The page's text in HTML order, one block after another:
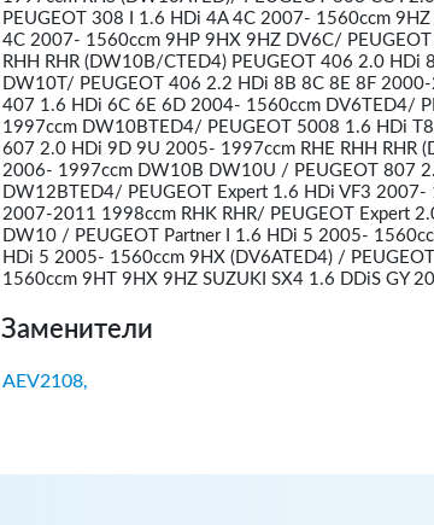
PEUGEOT 308 I 1.6 HDi 4A 4C 2007- 1560ccm
4C 2007- 1560ccm 9HP 9HX 9HZ DV6C/
RHH RHR (DW10B/CTED4) PEUGEOT 406 2.0
DW10T/ PEUGEOT 406 2.2 HDi 8B 8C 8E 8F
407 1.6 HDi 6C 6E 6D 2004- 1560ccm DV6TED4/
1997ccm DW10BTED4/ PEUGEOT 5008 1.6 HDi
607 2.0 HDi 9D 9U 2005- 1997ccm RHE RHH RHR
2006- 1997ccm DW10B DW10U / PEUGEOT 807
DW12BTED4/ PEUGEOT Expert 1.6 HDi VF3
2007-2011 1998ccm RHK RHR/ PEUGEOT Expert
DW10 / PEUGEOT Partner I 1.6 HDi 5 2005-
HDi 5 2005- 1560ccm 9HX (DV6ATED4) /
1560ccm 9HT 9HX 9HZ SUZUKI SX4 1.6 DDiS GY
Заменители
AEV2108,